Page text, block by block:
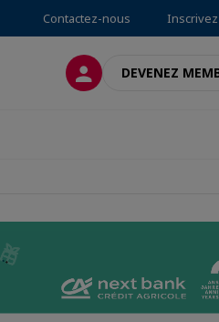
Contactez-nous
CONNEXION
DEVENEZ